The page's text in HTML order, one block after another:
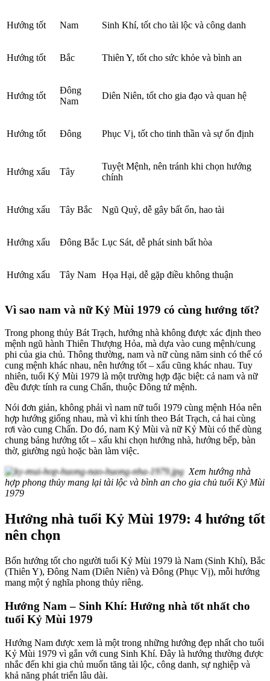
Hướng tốt Nam Sinh Khí, tốt cho tài lộc và công danh
Hướng tốt Bắc Thiên Y, tốt cho sức khỏe và bình an
Hướng tốt
Đông
Nam
Diên Niên, tốt cho gia đạo và quan hệ
Hướng tốt Đông Phục Vị, tốt cho tinh thần và sự ổn định
Hướng xấu Tây
Tuyệt Mệnh, nên tránh khi chọn hướng
chính
Hướng xấu Tây Bắc Ngũ Quỷ, dễ gây bất ổn, hao tài
Hướng xấu Đông Bắc Lục Sát, dễ phát sinh bất hòa
Hướng xấu Tây Nam Họa Hại, dễ gặp điều không thuận
Vì sao nam và nữ Kỷ Mùi 1979 có cùng hướng tốt?
Trong phong thủy Bát Trạch, hướng nhà không được xác định theo
mệnh ngũ hành Thiên Thượng Hỏa, mà dựa vào cung mệnh/cung
phi của gia chủ. Thông thường, nam và nữ cùng năm sinh có thể có
cung mệnh khác nhau, nên hướng tốt – xấu cũng khác nhau. Tuy
nhiên, tuổi Kỷ Mùi 1979 là một trường hợp đặc biệt: cả nam và nữ
đều được tính ra cung Chấn, thuộc Đông tứ mệnh.
Nói đơn giản, không phải vì nam nữ tuổi 1979 cùng mệnh Hỏa nên
hợp hướng giống nhau, mà vì khi tính theo Bát Trạch, cả hai cùng
rơi vào cung Chấn. Do đó, nam Kỷ Mùi và nữ Kỷ Mùi có thể dùng
chung bảng hướng tốt – xấu khi chọn hướng nhà, hướng bếp, bàn
thờ, giường ngủ hoặc bàn làm việc.
Xem hướng nhà
hợp phong thủy mang lại tài lộc và bình an cho gia chủ tuổi Kỷ Mùi
1979
Hướng nhà tuổi Kỷ Mùi 1979: 4 hướng tốt
nên chọn
Bốn hướng tốt cho người tuổi Kỷ Mùi 1979 là Nam (Sinh Khí), Bắc
(Thiên Y), Đông Nam (Diên Niên) và Đông (Phục Vị), mỗi hướng
mang một ý nghĩa phong thủy riêng.
Hướng Nam – Sinh Khí: Hướng nhà tốt nhất cho
tuổi Kỷ Mùi 1979
Hướng Nam được xem là một trong những hướng đẹp nhất cho tuổi
Kỷ Mùi 1979 vì gắn với cung Sinh Khí. Đây là hướng thường được
nhắc đến khi gia chủ muốn tăng tài lộc, công danh, sự nghiệp và
khả năng phát triển lâu dài.